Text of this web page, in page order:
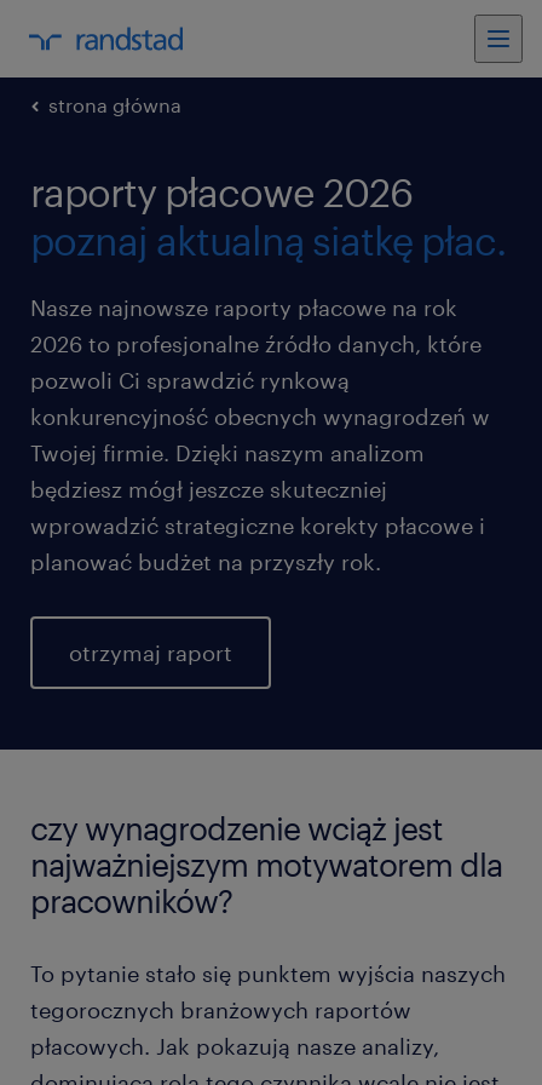
strona główna
raporty płacowe 2026
poznaj aktualną siatkę płac.
Nasze najnowsze raporty płacowe na rok
2026 to profesjonalne źródło danych, które
pozwoli Ci sprawdzić rynkową
konkurencyjność obecnych wynagrodzeń w
Twojej firmie. Dzięki naszym analizom
będziesz mógł jeszcze skuteczniej
wprowadzić strategiczne korekty płacowe i
planować budżet na przyszły rok.
otrzymaj raport
czy wynagrodzenie wciąż jest
najważniejszym motywatorem dla
pracowników?
To pytanie stało się punktem wyjścia naszych
tegorocznych branżowych raportów
płacowych. Jak pokazują nasze analizy,